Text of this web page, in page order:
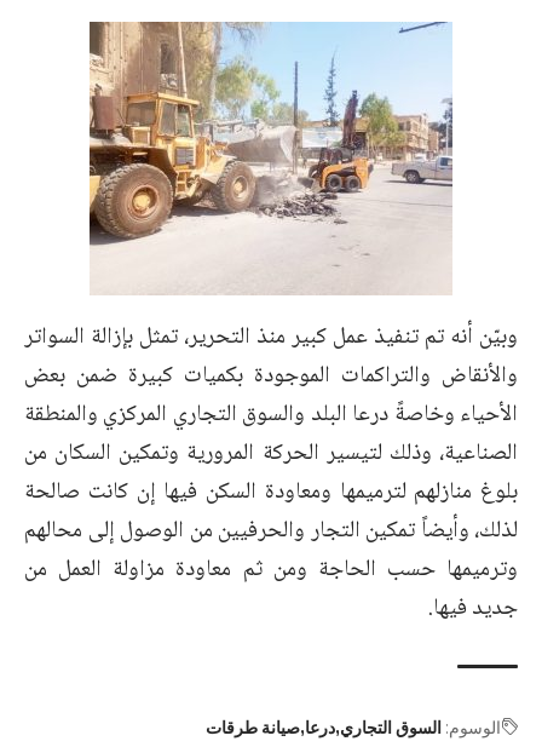
وبيّن أنه تم تنفيذ عمل كبير منذ التحرير، تمثل بإزالة السواتر
والأنقاض والتراكمات الموجودة بكميات كبيرة ضمن بعض
الأحياء وخاصةً درعا البلد والسوق التجاري المركزي والمنطقة
الصناعية، وذلك لتيسير الحركة المرورية وتمكين السكان من
بلوغ منازلهم لترميمها ومعاودة السكن فيها إن كانت صالحة
لذلك، وأيضاً تمكين التجار والحرفيين من الوصول إلى محالهم
وترميمها حسب الحاجة ومن ثم معاودة مزاولة العمل من
جديد فيها.
الوسوم: السوق التجاري درعا صيانة طرقات